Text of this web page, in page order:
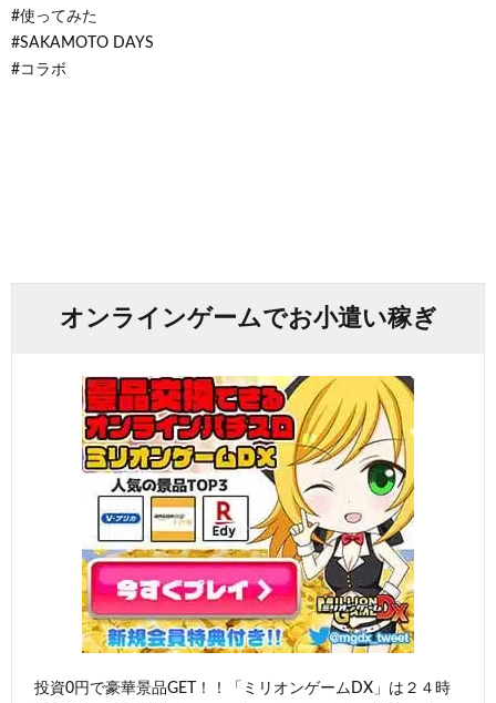
#使ってみた
#SAKAMOTO DAYS
#コラボ
オンラインゲームでお小遣い稼ぎ
投資0円で豪華景品GET！！「ミリオンゲームDX」は２４時